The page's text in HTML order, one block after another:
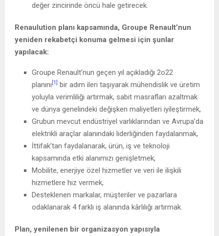
değer zincirinde öncü hale getirecek.
Renaulution planı kapsamında, Groupe Renault’nun
yeniden rekabetçi konuma gelmesi için şunlar
yapılacak:
Groupe Renault’nun geçen yıl açıkladığı 2o22
planını [1]
bir adım ileri taşıyarak mühendislik ve üretim
yoluyla verimliliği artırmak, sabit masrafları azaltmak
ve dünya genelindeki değişken maliyetleri iyileştirmek,
Grubun mevcut endüstriyel varlıklarından ve Avrupa’da
elektrikli araçlar alanındaki liderliğinden faydalanmak,
İttifak’tan faydalanarak, ürün, iş ve teknoloji
kapsamında etki alanımızı genişletmek,
Mobilite, enerjiye özel hizmetler ve veri ile ilişkili
hizmetlere hız vermek,
Desteklenen markalar, müşteriler ve pazarlara
odaklanarak 4 farklı iş alanında kârlılığı artırmak.
Plan, yenilenen bir organizasyon yapısıyla